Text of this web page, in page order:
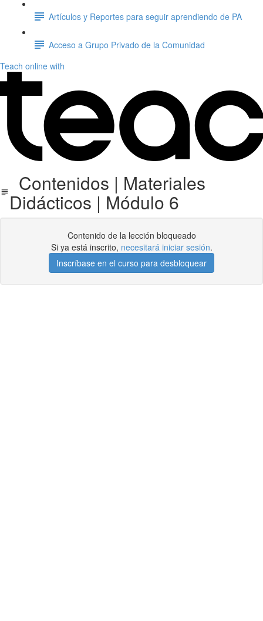
Artículos y Reportes para seguir aprendiendo de PA
Acceso a Grupo Privado de la Comunidad
Teach online with
Contenidos | Materiales
Didácticos | Módulo 6
Contenido de la lección bloqueado
Si ya está inscrito, necesitará iniciar sesión.
Inscríbase en el curso para desbloquear